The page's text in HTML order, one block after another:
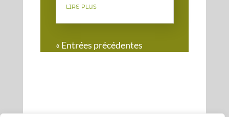
lire plus
« Entrées précédentes